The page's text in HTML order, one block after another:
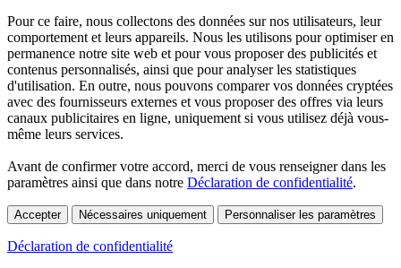
Pour ce faire, nous collectons des données sur nos utilisateurs, leur
comportement et leurs appareils. Nous les utilisons pour optimiser en
permanence notre site web et pour vous proposer des publicités et
contenus personnalisés, ainsi que pour analyser les statistiques
d'utilisation. En outre, nous pouvons comparer vos données cryptées
avec des fournisseurs externes et vous proposer des offres via leurs
canaux publicitaires en ligne, uniquement si vous utilisez déjà vous-
même leurs services.
Avant de confirmer votre accord, merci de vous renseigner dans les
paramètres ainsi que dans notre Déclaration de confidentialité.
Accepter Nécessaires uniquement Personnaliser les paramètres
Déclaration de confidentialité